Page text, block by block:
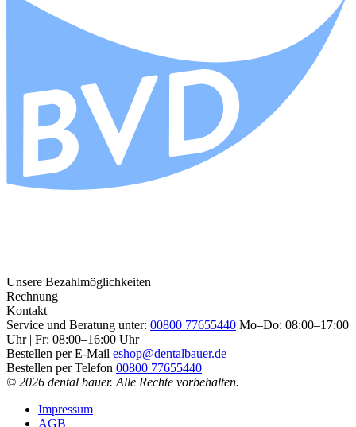
Unsere Bezahlmöglichkeiten
Rechnung
Kontakt
Service und Beratung unter: 00800 77655440 Mo–Do: 08:00–17:00
Uhr | Fr: 08:00–16:00 Uhr
Bestellen per E-Mail eshop@dentalbauer.de
Bestellen per Telefon 00800 77655440
© 2026 dental bauer. Alle Rechte vorbehalten.
Impressum
AGB